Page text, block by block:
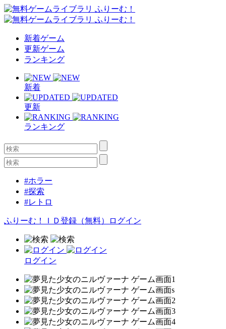
新着ゲーム
更新ゲーム
ランキング
新着
更新
ランキング
#ホラー
#探索
#レトロ
ふりーむ！ＩＤ登録（無料） ログイン
ログイン